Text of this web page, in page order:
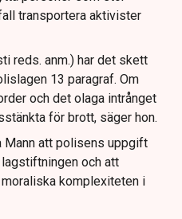
transportera aktivister
reds. anm.) har det skett
13 paragraf. Om
och det olaga intrånget
för brott, säger hon.
Mann att polisens uppgift
och att
komplexiteten i